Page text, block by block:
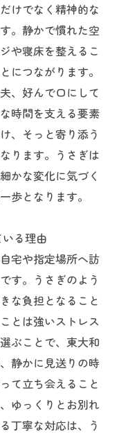
けでなく精神的な
。静かで慣れた空
や寝床を整えるこ
につながります。
、好んで口にして
時間を支える要素
、そっと寄り添う
ります。うさぎは
かな変化に気づく
歩となります。
る理由
宅や指定場所へ訪
す。うさぎのよう
な負担となること
とは強いストレス
ぶことで、東大和
静かに見送りの時
て立ち会えること
ゆっくりとお別れ
丁寧な対応は、う